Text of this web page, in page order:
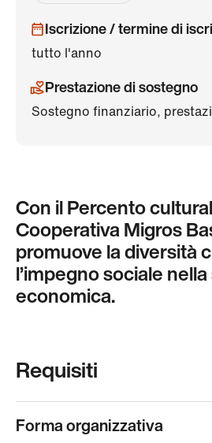
Iscrizione / termine di
tutto l'anno
Prestazione di sostegno
Sostegno finanziario,
Con il Percento
Cooperativa Migros
promuove la diversità
l’impegno sociale
economica.
Requisiti
Forma organizzativa